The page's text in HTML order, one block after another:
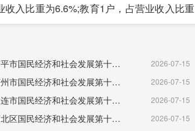
入比重为6.6%;教育1户，占营业收入比重
运量1093万吨，货物周转量完成157740
比上年增长15.1%。
（福建省）南平市国民经济和社会发展第十五个五年规划纲要 2026-07-15
（湖北省）随州市国民经济和社会发展第十五个五年规划纲要 2026-07-15
（辽宁省）大连市国民经济和社会发展第十五个五年规划纲要 2026-07-15
（天津市）河北区国民经济和社会发展第十五个五年规划纲要 2026-07-15